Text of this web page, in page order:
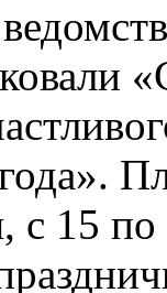
с 15 по